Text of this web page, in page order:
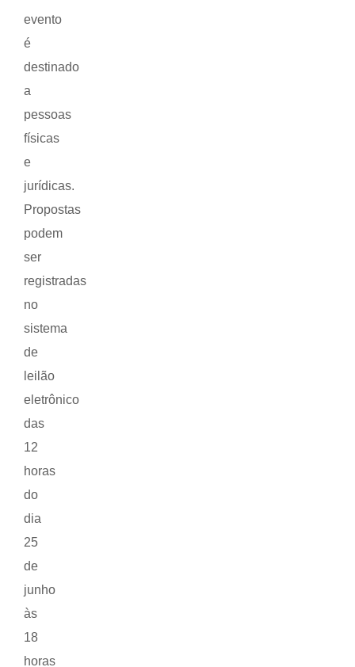
evento
é
destinado
a
pessoas
físicas
e
jurídicas.
Propostas
podem
ser
registradas
no
sistema
de
leilão
eletrônico
das
12
horas
do
dia
25
de
junho
às
18
horas